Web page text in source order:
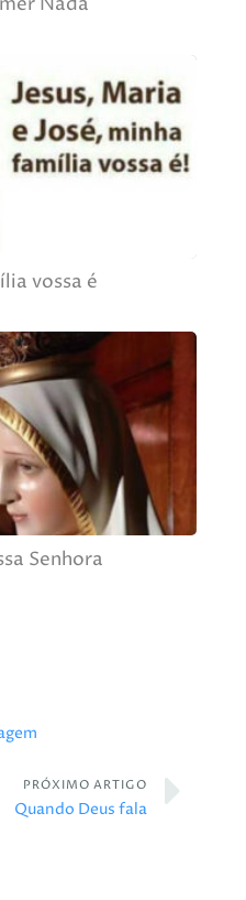
vossa é
Senhora
PRÓXIMO ARTIGO
Quando Deus fala